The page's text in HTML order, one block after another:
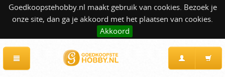
Goedkoopstehobby.nl maakt gebruik van cookies. Bezoek je
onze site, dan ga je akkoord met het plaatsen van cookies.
Akkoord